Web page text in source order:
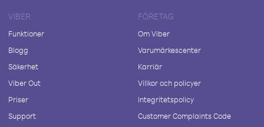
VIBER
Funktioner
Blogg
Säkerhet
Viber Out
Priser
Support
FÖRETAG
Om Viber
Varumärkescenter
Karriär
Villkor och policyer
Integritetspolicy
Customer Complaints Code